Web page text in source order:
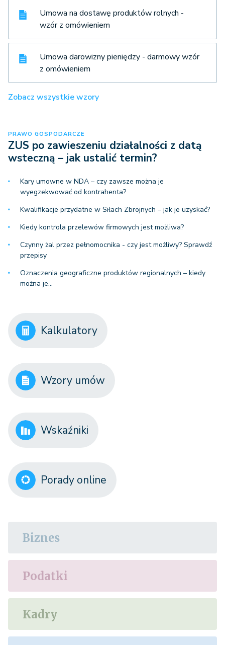
Umowa na dostawę produktów rolnych -
wzór z omówieniem
Umowa darowizny pieniędzy - darmowy wzór
z omówieniem
Zobacz wszystkie wzory
PRAWO GOSPODARCZE
ZUS po zawieszeniu działalności z datą
wsteczną – jak ustalić termin?
Kary umowne w NDA – czy zawsze można je
wyegzekwować od kontrahenta?
Kwalifikacje przydatne w Siłach Zbrojnych – jak je uzyskać?
Kiedy kontrola przelewów firmowych jest możliwa?
Czynny żal przez pełnomocnika - czy jest możliwy? Sprawdź
przepisy
Oznaczenia geograficzne produktów regionalnych – kiedy
można je…
Kalkulatory
Wzory umów
Wskaźniki
Porady online
Biznes
Podatki
Kadry